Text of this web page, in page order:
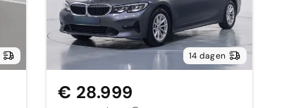
14 dagen
€ 28.999